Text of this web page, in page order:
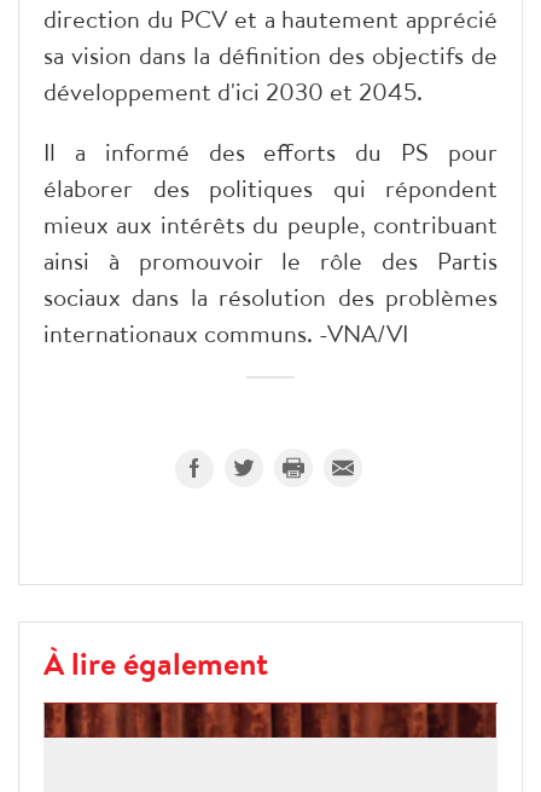
direction du PCV et a hautement apprécié
sa vision dans la définition des objectifs de
développement d'ici 2030 et 2045.
Il a informé des efforts du PS pour
élaborer des politiques qui répondent
mieux aux intérêts du peuple, contribuant
ainsi à promouvoir le rôle des Partis
sociaux dans la résolution des problèmes
internationaux communs. -VNA/VI
À lire également